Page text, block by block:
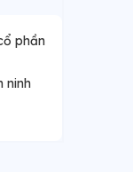
phần
ninh